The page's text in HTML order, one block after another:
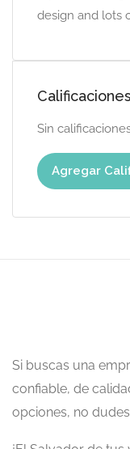
design and lots
Calificaciones
Sin
Agregar
Si buscas una
confiable, de
opciones, no